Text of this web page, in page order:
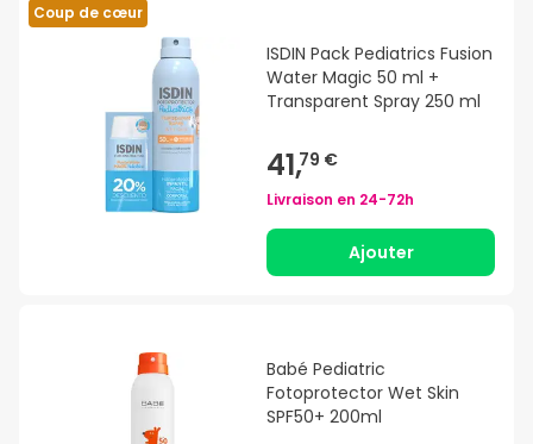
Coup de cœur
ISDIN Pack Pediatrics Fusion
Water Magic 50 ml +
Transparent Spray 250 ml
41,79 €
Livraison en 24-72h
Ajouter
Babé Pediatric
Fotoprotector Wet Skin
SPF50+ 200ml